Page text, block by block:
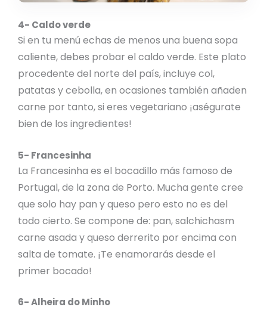
4- Caldo verde
Si en tu menú echas de menos una buena sopa
caliente, debes probar el caldo verde. Este plato
procedente del norte del país, incluye col,
patatas y cebolla, en ocasiones también añaden
carne por tanto, si eres vegetariano ¡aségurate
bien de los ingredientes!
5- Francesinha
La Francesinha es el bocadillo más famoso de
Portugal, de la zona de Porto. Mucha gente cree
que solo hay pan y queso pero esto no es del
todo cierto. Se compone de: pan, salchichasm
carne asada y queso derrerito por encima con
salta de tomate. ¡Te enamorarás desde el
primer bocado!
6- Alheira do Minho